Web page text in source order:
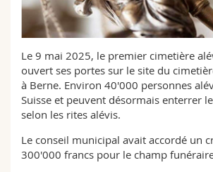
Sciences et médecine
Collaborateurs
Webmail
Programme des cours
MyUnifr
Le 9 mai 2025, le premier cimetière
ouvert ses portes sur le site du
à Berne. Environ 40'000 personnes
Suisse et peuvent désormais enterrer
selon les rites alévis.
Le conseil municipal avait accordé un
300'000 francs pour le champ